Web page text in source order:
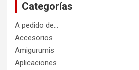
Categorías
A pedido de…
Accesorios
Amigurumis
Aplicaciones